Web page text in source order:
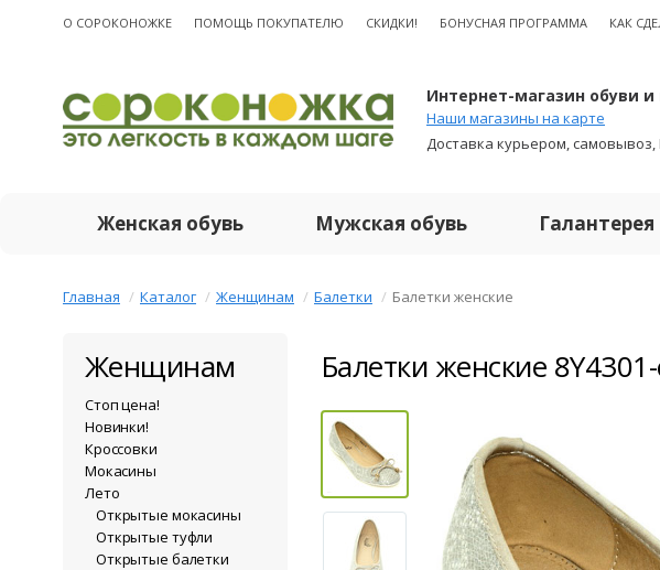
О CОРОКОНОЖКЕ ПОМОЩЬ ПОКУПАТЕЛЮ СКИДКИ! БОНУСНАЯ ПРОГРАММА КАК
Интернет-магазин обуви
Наши магазины на карте
Доставка курьером, самовывоз,
Женская обувь Мужская обувь Галантерея
Главная Каталог Женщинам Балетки Балетки женские
Женщинам
Стоп цена!
Новинки!
Кроссовки
Мокасины
Лето
Открытые мокасины
Открытые туфли
Открытые балетки
Балетки женские